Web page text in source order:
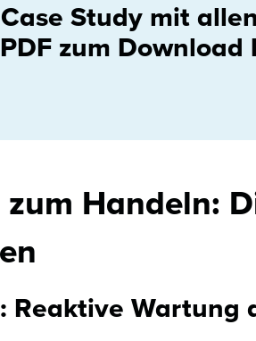
Study mit
zum Download
Handeln:
Reaktive Wartung